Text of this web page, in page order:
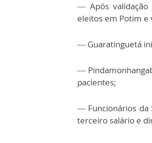
— Após validação
eleitos em Potim
— Guaratinguetá
—
pacientes;
— Funcionários da
terceiro salário e